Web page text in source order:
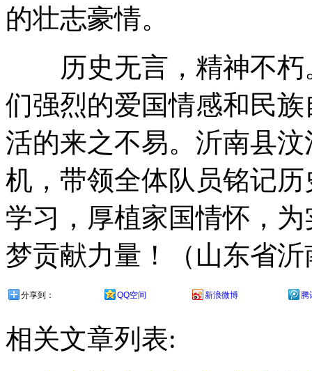
的壮志豪情。
历史无言，精神不朽
们强烈的爱国情感和民
活的来之不易。沂南县
机，带领全体队员铭记
学习，厚植家国情怀，
梦贡献力量！（山东省
分享到： QQ空间 新浪微博 腾
相关文章列表: